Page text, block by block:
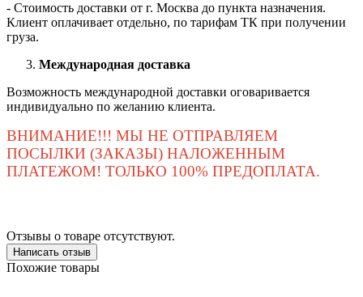
- Стоимость доставки от г. Москва до пункта назначения.
Клиент оплачивает отдельно, по тарифам ТК при получении
груза.
Международная доставка
Возможность международной доставки оговаривается
индивидуально по желанию клиента.
ВНИМАНИЕ!!! МЫ НЕ ОТПРАВЛЯЕМ
ПОСЫЛКИ (ЗАКАЗЫ) НАЛОЖЕННЫМ
ПЛАТЕЖОМ! ТОЛЬКО 100% ПРЕДОПЛАТА.
Отзывы о товаре отсутствуют.
Написать отзыв
Похожие товары